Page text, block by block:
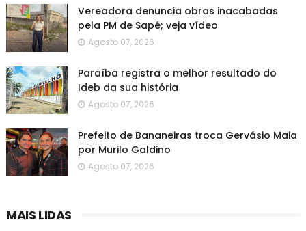
Vereadora denuncia obras inacabadas
pela PM de Sapé; veja vídeo
Agosto 07, 2026
Paraíba registra o melhor resultado do
Ideb da sua história
Agosto 07, 2026
Prefeito de Bananeiras troca Gervásio Maia
por Murilo Galdino
Agosto 07, 2026
MAIS LIDAS